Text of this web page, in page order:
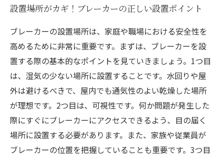
設置場所がカギ！ブレーカーの正しい設置ポイント
ブレーカーの設置場所は、家庭や職場における安全性を
高めるために非常に重要です。まずは、ブレーカーを設
置する際の基本的なポイントを見ていきましょう。1つ目
は、湿気の少ない場所に設置することです。水回りや屋
外は避けるべきで、屋内でも通気性のよい乾燥した場所
が理想です。2つ目は、可視性です。何か問題が発生した
際にすぐにブレーカーにアクセスできるよう、目の届く
場所に設置する必要があります。また、家族や従業員が
ブレーカーの位置を把握していることも重要です。3つ目